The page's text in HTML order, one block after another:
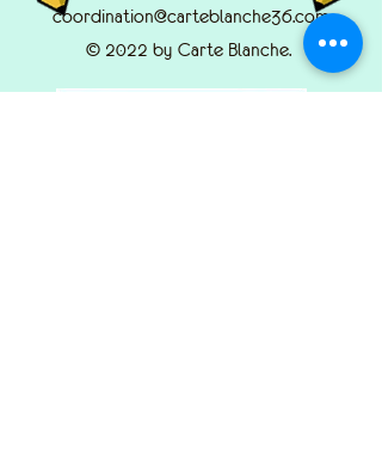
coordination@carteblanche36.com
© 2022 by Carte Blanche.